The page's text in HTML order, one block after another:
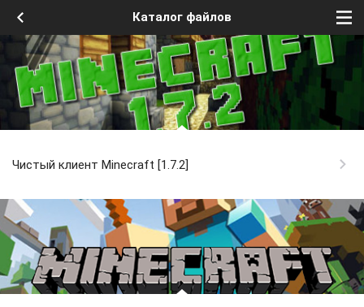
Каталог файлов
Чистый клиент Minecraft [1.7.2]